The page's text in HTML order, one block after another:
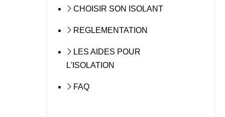
CHOISIR SON ISOLANT
REGLEMENTATION
LES AIDES POUR
L'ISOLATION
FAQ